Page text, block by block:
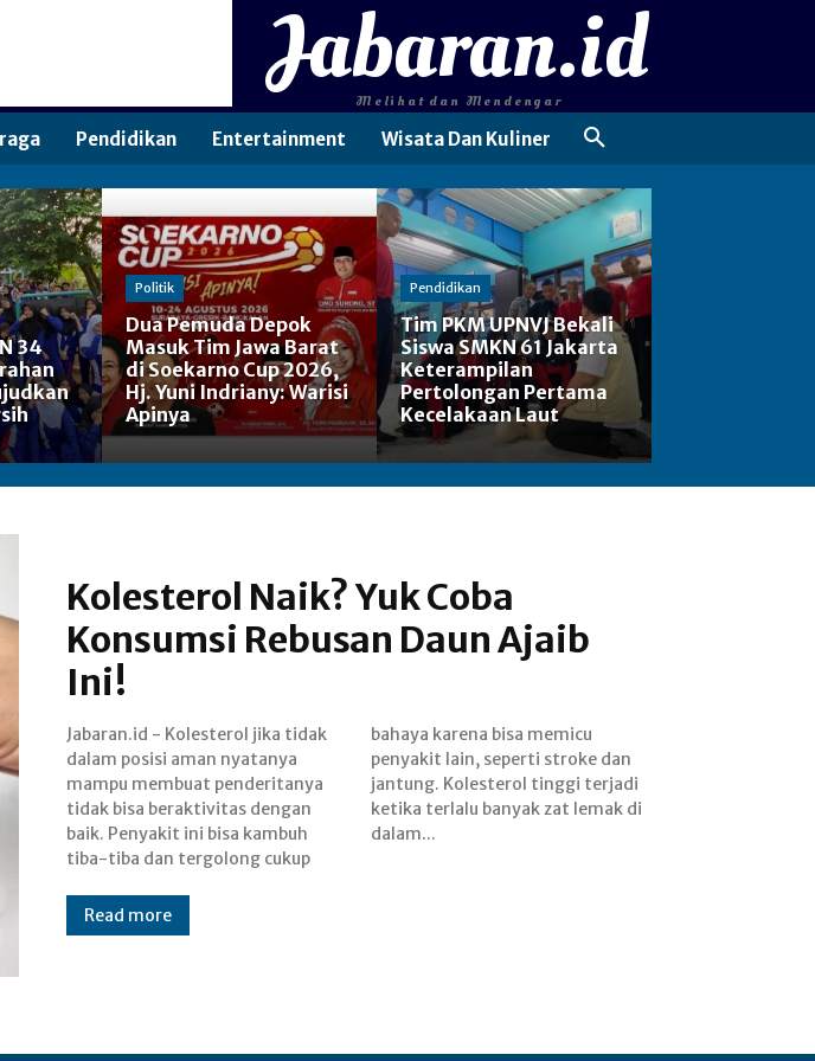
Jabaran.id
Melihat dan Mendengar
Pendidikan Entertainment Wisata Dan Kuliner
34
Politik
Dua Pemuda Depok
Masuk Tim Jawa Barat
di Soekarno Cup 2026,
Hj. Yuni Indriany: Warisi
Apinya
Pendidikan
Tim PKM UPNVJ Bekali
Siswa SMKN 61 Jakarta
Keterampilan
Pertolongan Pertama
Kecelakaan Laut
Kolesterol Naik? Yuk Coba
Konsumsi Rebusan Daun Ajaib
Ini!
Jabaran.id - Kolesterol jika tidak
dalam posisi aman nyatanya
mampu membuat penderitanya
tidak bisa beraktivitas dengan
baik. Penyakit ini bisa kambuh
tiba-tiba dan tergolong cukup
bahaya karena bisa memicu
penyakit lain, seperti stroke dan
jantung. Kolesterol tinggi terjadi
ketika terlalu banyak zat lemak di
dalam...
Read more